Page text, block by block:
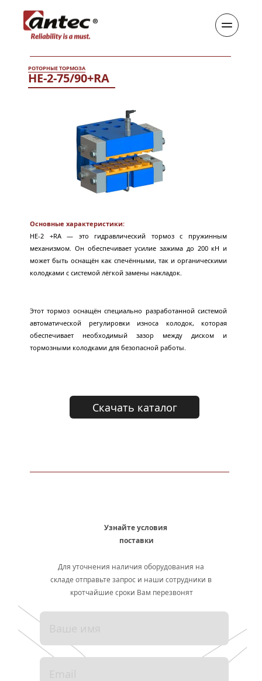
HE-2-75/90+RA
Этот тормоз оснащён специально разработанной системой
автоматической регулировки износа колодок, которая
обеспечивает необходимый зазор между диском и
тормозными колодками для безопасной работы.
Скачать каталог
Основные характеристики:
HE-2 +RA — это гидравлический тормоз с пружинным
механизмом. Он обеспечивает усилие зажима до 200 кН и
может быть оснащён как спечёнными, так и органическими
колодками с системой лёгкой замены накладок.
РОТОРНЫЕ ТОРМОЗА
Узнайте условия
поставки
Для уточнения наличия оборудования на
складе отправьте запрос и наши сотрудники в
кротчайшие сроки Вам перезвонят